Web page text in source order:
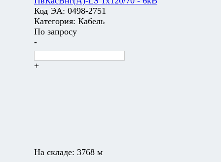
Код ЭА: 0498-2751
Категория: Кабель
По запросу
-
+
На складе: 3768 м